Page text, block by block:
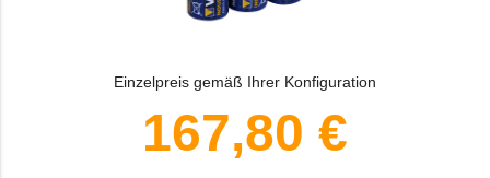
Einzelpreis gemäß Ihrer Konfiguration
167,80 €